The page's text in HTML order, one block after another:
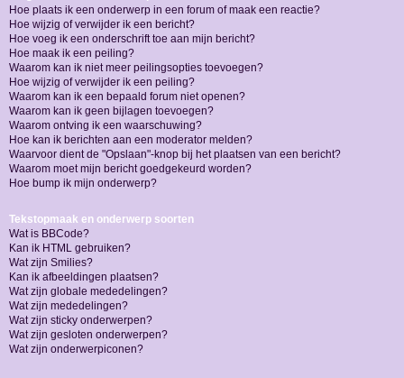
Hoe plaats ik een onderwerp in een forum of maak een reactie?
Hoe wijzig of verwijder ik een bericht?
Hoe voeg ik een onderschrift toe aan mijn bericht?
Hoe maak ik een peiling?
Waarom kan ik niet meer peilingsopties toevoegen?
Hoe wijzig of verwijder ik een peiling?
Waarom kan ik een bepaald forum niet openen?
Waarom kan ik geen bijlagen toevoegen?
Waarom ontving ik een waarschuwing?
Hoe kan ik berichten aan een moderator melden?
Waarvoor dient de "Opslaan"-knop bij het plaatsen van een bericht?
Waarom moet mijn bericht goedgekeurd worden?
Hoe bump ik mijn onderwerp?
Tekstopmaak en onderwerp soorten
Wat is BBCode?
Kan ik HTML gebruiken?
Wat zijn Smilies?
Kan ik afbeeldingen plaatsen?
Wat zijn globale mededelingen?
Wat zijn mededelingen?
Wat zijn sticky onderwerpen?
Wat zijn gesloten onderwerpen?
Wat zijn onderwerpiconen?